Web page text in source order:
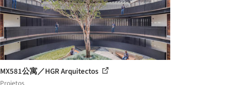
MX581公寓／HGR Arquitectos